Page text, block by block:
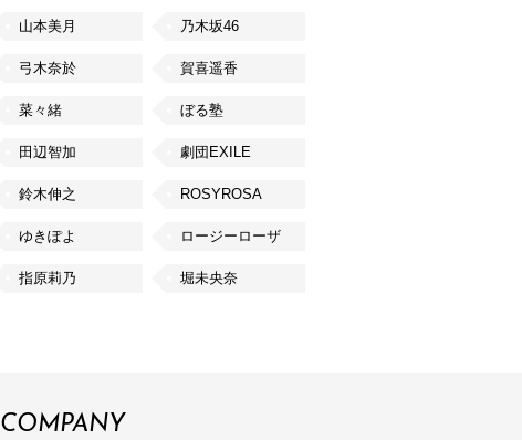
山本美月 乃木坂46
弓木奈於 賀喜遥香
菜々緒 ぼる塾
田辺智加 劇団EXILE
鈴木伸之 ROSYROSA
ゆきぽよ ロージーローザ
指原莉乃 堀未央奈
COMPANY